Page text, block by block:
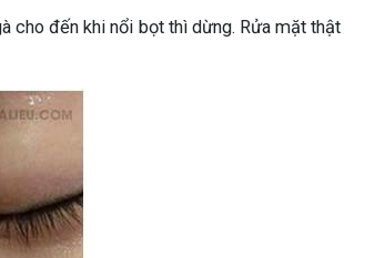
cho đến khi nổi bọt thì dừng. Rửa mặt thật